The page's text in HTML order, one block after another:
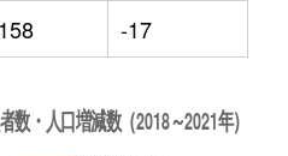
158 -17